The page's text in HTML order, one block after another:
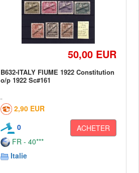
50,00 EUR
B632-ITALY FIUME 1922 Constitution
o/p 1922 Sc#161
2,90 EUR
0
ACHETER
FR - 40***
Italie